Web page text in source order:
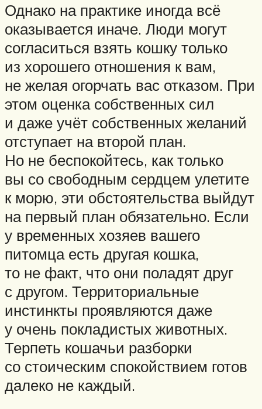
Однако на практике иногда всё
оказывается иначе. Люди могут
согласиться взять кошку только
из хорошего отношения к вам,
не желая огорчать вас отказом. При
этом оценка собственных сил
и даже учёт собственных желаний
отступает на второй план.
Но не беспокойтесь, как только
вы со свободным сердцем улетите
к морю, эти обстоятельства выйдут
на первый план обязательно. Если
у временных хозяев вашего
питомца есть другая кошка,
то не факт, что они поладят друг
с другом. Территориальные
инстинкты проявляются даже
у очень покладистых животных.
Терпеть кошачьи разборки
со стоическим спокойствием готов
далеко не каждый.